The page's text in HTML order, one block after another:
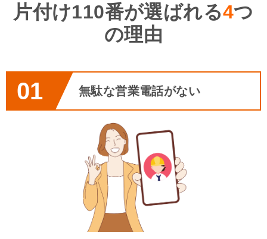
片付け110番が選ばれる4つ
の理由
01 無駄な営業電話がない